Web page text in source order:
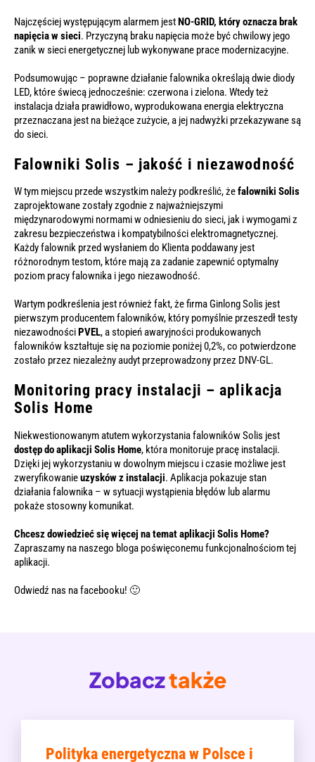
Najczęściej występującym alarmem jestNO-GRID, który oznacza brak
napięcia w sieci. Przyczyną braku napięcia może być chwilowy jego
zanik w sieci energetycznej lub wykonywane prace modernizacyjne.
Podsumowując – poprawne działanie falownika określają dwie diody
LED, które świecą jednocześnie: czerwona i zielona. Wtedy też
instalacja działa prawidłowo, wyprodukowana energia elektryczna
przeznaczana jest na bieżące zużycie, a jej nadwyżki przekazywane są
do sieci.
Falowniki Solis – jakość i niezawodność
W tym miejscu przede wszystkim należy podkreślić, żefalowniki Solis
zaprojektowane zostały zgodnie z najważniejszymi
międzynarodowymi normami w odniesieniu do sieci, jak i wymogami z
zakresu bezpieczeństwa i kompatybilności elektromagnetycznej.
Każdy falownik przed wysłaniem do Klienta poddawany jest
różnorodnym testom, które mają za zadanie zapewnić optymalny
poziom pracy falownika i jego niezawodność.
Wartym podkreślenia jest również fakt, że firma Ginlong Solis jest
pierwszym producentem falowników, który pomyślnie przeszedł testy
niezawodnościPVEL, a stopień awaryjności produkowanych
falowników kształtuje się na poziomie poniżej 0,2%, co potwierdzone
zostało przez niezależny audyt przeprowadzony przez DNV-GL.
Monitoring pracy instalacji – aplikacja
Solis Home
Niekwestionowanym atutem wykorzystania falowników Solis jest
dostęp do aplikacji Solis Home, która monitoruje pracę instalacji.
Dzięki jej wykorzystaniu w dowolnym miejscu i czasie możliwe jest
zweryfikowanieuzysków z instalacji. Aplikacja pokazuje stan
działania falownika – w sytuacji wystąpienia błędów lub alarmu
pokaże stosowny komunikat.
Chcesz dowiedzieć się więcej na temat aplikacji Solis Home?
Zapraszamy na naszego bloga poświęconemu funkcjonalnościom tej
aplikacji.
Odwiedź nas nafacebooku! 🙂
Zobacztakże
Polityka energetyczna w Polsce i